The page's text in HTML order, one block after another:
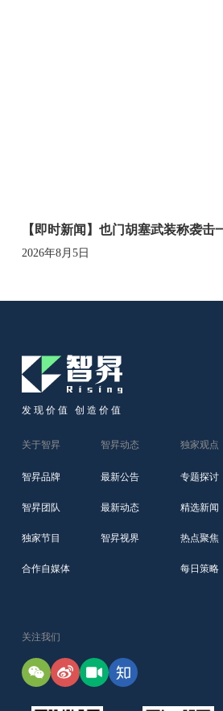
【即时新闻】也门胡塞武装称袭击
2026年8月5日
发现价值 创造价值
关于智昇
智昇品牌
智昇团队
独家节目
合作自媒体
智昇动态
最新公告
最新动态
智昇视界
独家观点
专题探讨
精选新闻
热点聚焦
每日策略
关注我们